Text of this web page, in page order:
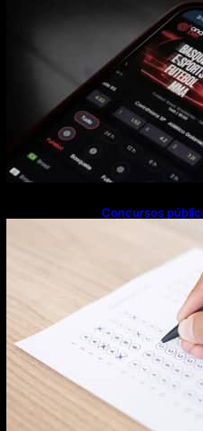
Concursos